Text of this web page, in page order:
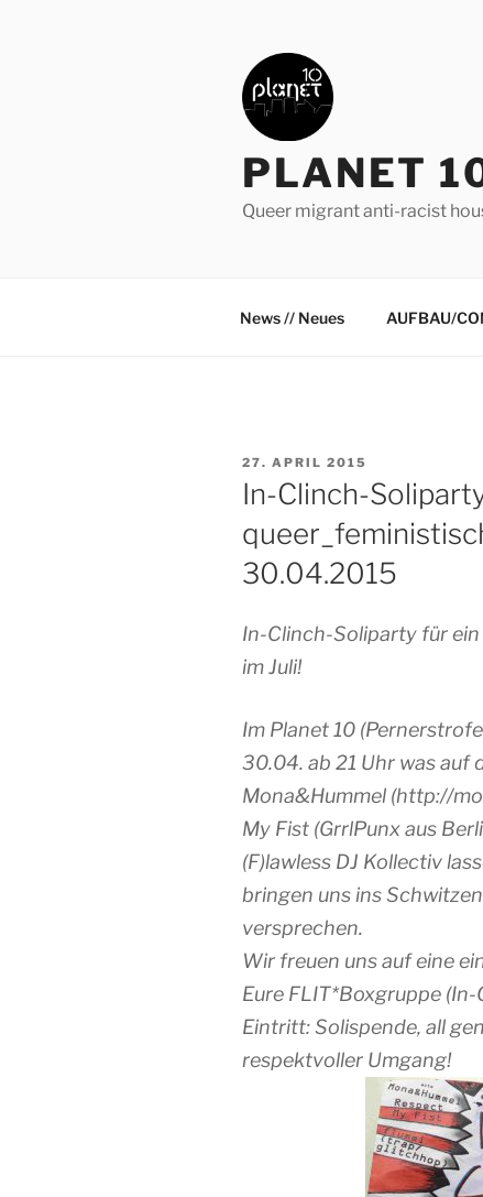
PLANET
Queer migrant anti-racist
News // Neues AUFBAU/
VERÖFFENTLICHT
AM
27. APRIL 2015
In-Clinch-
30.04.2015
In-Clinch-Soliparty für
im Juli!
Im Planet 10
30.04. ab 21 Uhr was auf
Mona&Hummel (http://
My Fist (GrrlPunx aus
(F)lawless DJ Kollectiv
bringen uns ins
versprechen.
Wir freuen uns auf eine
Eure FLIT*Boxgruppe (In-
Eintritt: Solispende, all
respektvoller Umgang!